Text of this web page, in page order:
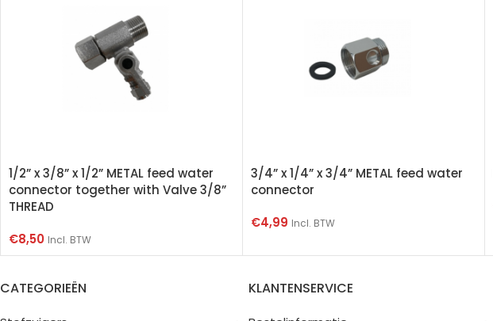
1/2” x 3/8” x 1/2” METAL feed water
connector together with Valve 3/8”
THREAD
€8,50 Incl. BTW
3/4” x 1/4” x 3/4” METAL feed water
connector
€4,99 Incl. BTW
CATEGORIEËN KLANTENSERVICE